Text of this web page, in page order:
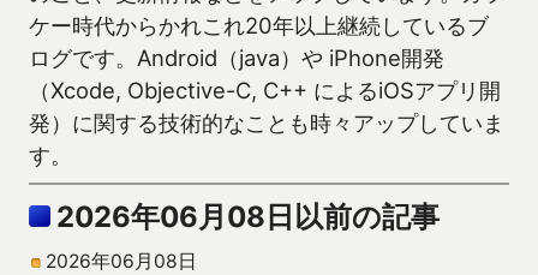
ケー時代からかれこれ20年以上継続しているブ
ログです。Android（java）や iPhone開発
（Xcode, Objective-C, C++ によるiOSアプリ開
発）に関する技術的なことも時々アップしていま
す。
2026年06月08日以前の記事
2026年06月08日